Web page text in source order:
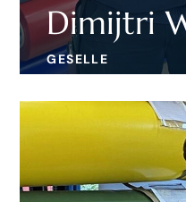
Dimijtri
GESELLE